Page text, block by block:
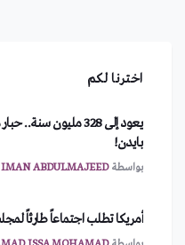
اخترنا لكم
يعود إلى 328 مليون
بايدن!
بواسطةIMAN ABDULMAJEED
أمريكا تطلب اجتماعاً طارئاً